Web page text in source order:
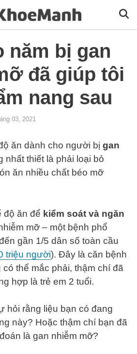
năm bị gan
đã giúp tôi
nang sau
03, 2021
ăn dành cho người bị gan
nhất thiết là phải loại bỏ
ăn nhiều chất béo mỡ
độ ăn để kiểm soát và ngăn
mỡ – một bệnh phổ
gần 1/5 dân số toàn cầu
triệu người). Đây là căn bệnh
có thể mắc phải, thậm chí đã
hợp là trẻ em 2 tuổi.
hỏi rằng liệu bạn có đang
này? Hoặc thậm chí bạn đã
là gan nhiễm mỡ?